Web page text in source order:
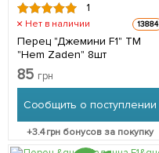
1
Нет в наличии 13884
Перец "Джемини F1" ТМ
"Hem Zaden" 8шт
85 грн
Сообщить о поступлении
+3.4грн бонусов за покупку